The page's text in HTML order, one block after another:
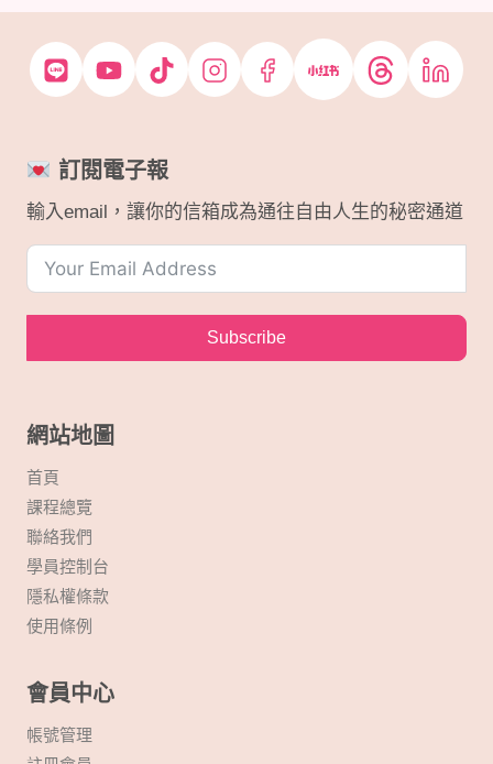
t
s
v
i
g
a
訂閱電子報
輸入email，讓你的信箱成為通往自由人生的秘密通道
Subscribe
網站地圖
首頁
課程總覽
聯絡我們
學員控制台
隱私權條款
使用條例
會員中心
帳號管理